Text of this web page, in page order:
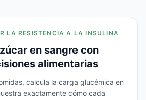
LA RESISTENCIA A LA INSULINA
en sangre con
alimentarias
calcula la carga glucémica en
exactamente cómo cada